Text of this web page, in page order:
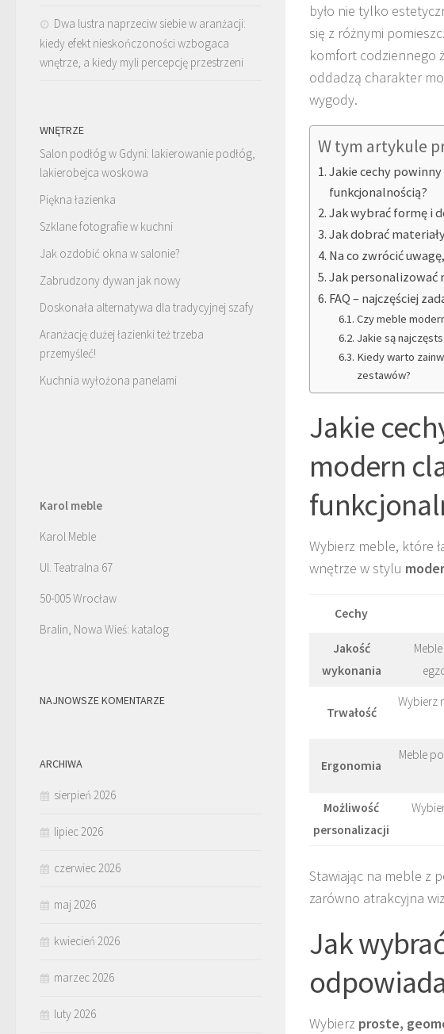
było nie tylko
się z różnymi
komfort codziennego
oddadzą charakter
wygody.
W tym artykule
Jakie cechy
funkcjonalnością?
Jak wybrać formę i
Jak dobrać
Na co zwrócić
Jak personalizować
FAQ – najczęściej
Czy meble
Jakie są
Kiedy warto
zestawów?
Jakie
modern
Wybierz meble, które
wnętrze w stylu
Cechy
Jakość
wykonania
Trwałość
Wybierz
Ergonomia
Meble
Możliwość
personalizacji
Stawiając na meble z
zarówno atrakcyjna
Jak
Wybierz proste,
Dwa lustra naprzeciw siebie w aranżacji:
kiedy efekt nieskończoności wzbogaca
wnętrze, a kiedy myli percepcję przestrzeni
WNĘTRZE
Salon podłóg w Gdyni: lakierowanie podłóg,
lakierobejca woskowa
Piękna łazienka
Szklane fotografie w kuchni
Jak ozdobić okna w salonie?
Zabrudzony dywan jak nowy
Doskonała alternatywa dla tradycyjnej szafy
Aranżację dużej łazienki też trzeba
przemyśleć!
Kuchnia wyłożona panelami
Karol meble
Karol Meble
Ul. Teatralna 67
50-005 Wrocław
Bralin, Nowa Wieś: katalog
NAJNOWSZE KOMENTARZE
ARCHIWA
sierpień 2026
lipiec 2026
czerwiec 2026
maj 2026
kwiecień 2026
marzec 2026
luty 2026